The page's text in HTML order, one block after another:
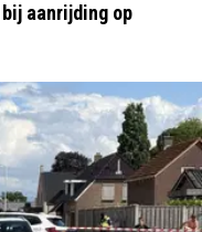
aanrijding op